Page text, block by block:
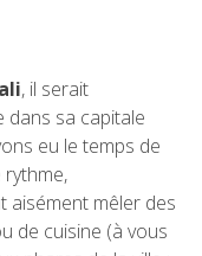
, il serait
dans sa capitale
eu le temps de
rythme,
aisément mêler des
de cuisine (à vous